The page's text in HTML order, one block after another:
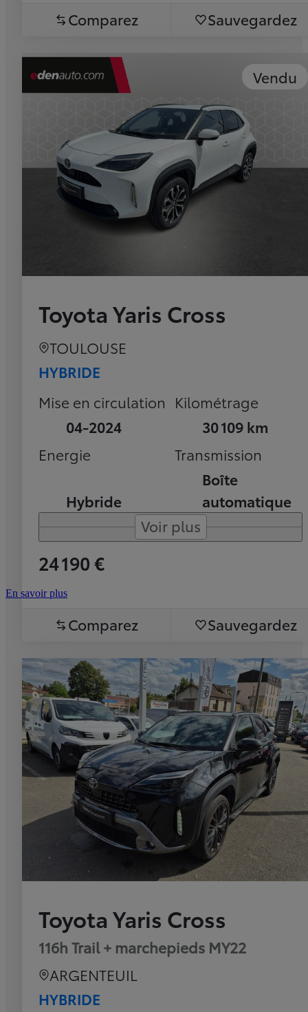
Comparez Sauvegardez
Vendu
Toyota Yaris Cross
TOULOUSE
HYBRIDE
Mise en circulation
04-2024
Kilométrage
30 109 km
Energie
Hybride
Transmission
Boîte
automatique
Voir plus
24 190 €
En savoir plus
Comparez Sauvegardez
Toyota Yaris Cross
116h Trail + marchepieds MY22
ARGENTEUIL
HYBRIDE